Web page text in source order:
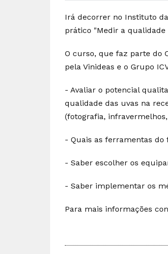
Irá decorrer no Instituto da
prático "Medir a qualidade
O curso, que faz parte do
pela Vinideas e o Grupo
- Avaliar o potencial
qualidade das uvas na
(fotografia,
- Quais as ferramentas
- Saber escolher os
- Saber implementar os
Para mais informações